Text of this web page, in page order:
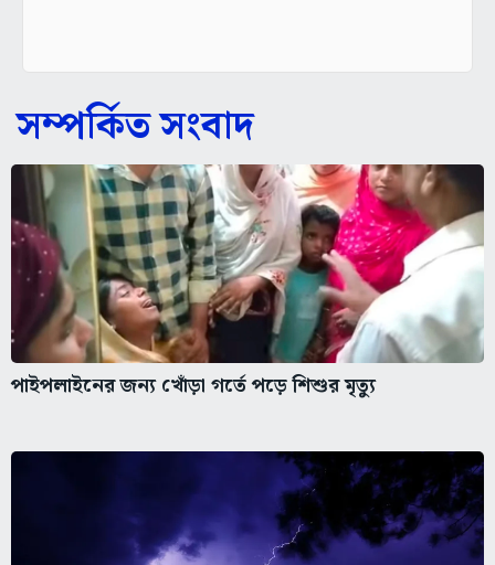
সম্পর্কিত সংবাদ
পাইপলাইনের জন্য খোঁড়া গর্তে পড়ে শিশুর মৃত্যু